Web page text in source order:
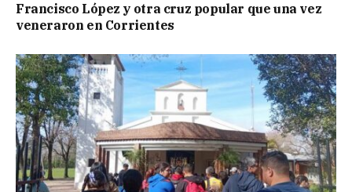
Francisco López y otra cruz popular que una vez
veneraron en Corrientes